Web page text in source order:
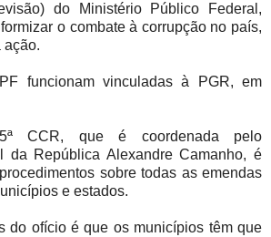
do Ministério Público Federal,
o combate à corrupção no país,
ação.
funcionam vinculadas à PGR, em
CCR, que é coordenada pelo
da República Alexandre Camanho, é
sobre todas as emendas
e estados.
do ofício é que os municípios têm que